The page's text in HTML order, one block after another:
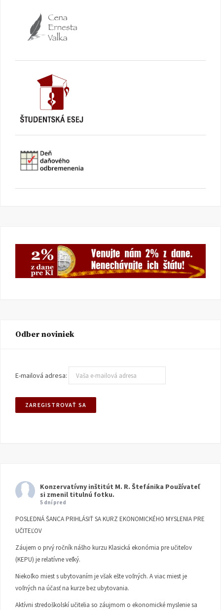
Odber noviniek
E-mailová adresa:
Konzervatívny inštitút M. R. Štefánika Používateľ
si zmenil titulnú fotku.
5 dní pred
POSLEDNÁ ŠANCA PRIHLÁSIŤ SA KURZ EKONOMICKÉHO MYSLENIA PRE
UČITEĽOV
Záujem o prvý ročník nášho kurzu Klasická ekonómia pre učiteľov
(KEPU) je relatívne veľký.
Niekoľko miest s ubytovaním je však ešte voľných. A viac miest je
voľných na účasť na kurze bez ubytovania.
Aktívni stredoškolskí učitelia so záujmom o ekonomické myslenie sa